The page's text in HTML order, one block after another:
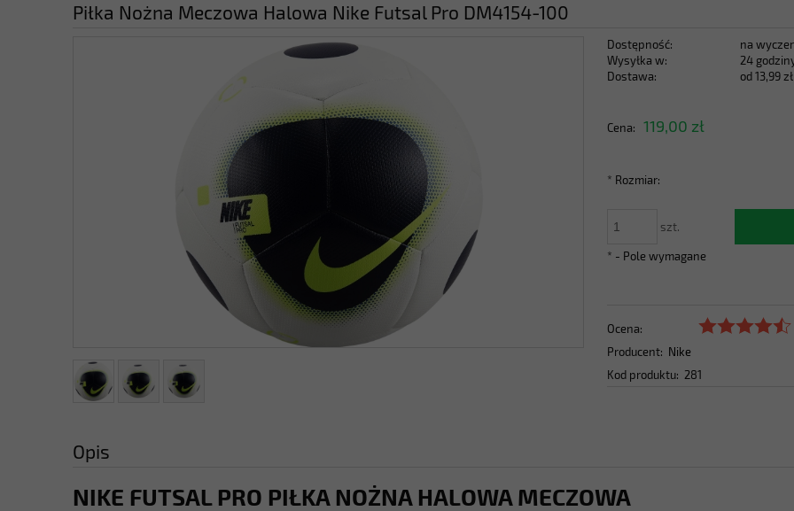
Piłka Nożna Meczowa Halowa Nike Futsal Pro DM4154-100
Dostępność:
na
Wysyłka w:
24
Dostawa:
od 13,99 zł
Cena: 119,00 zł
* Rozmiar:
szt.
* - Pole wymagane
Ocena:
Producent: Nike
Kod produktu: 281
Opis
NIKE FUTSAL PRO PIŁKA NOŻNA HALOWA MECZOWA